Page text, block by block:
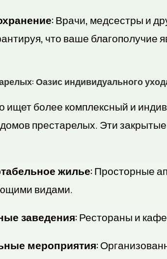
Врачи, медсестры и
что ваше благополучие
Оазис индивидуального
ищет более комплексный и
престарелых. Эти
жилье:Просторные
видами.
заведения:Рестораны и
мероприятия: